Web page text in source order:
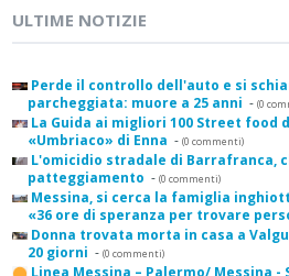
ULTIME NOTIZIE
Perde il controllo dell'auto e si
parcheggiata: muore a 25 anni - (0
La Guida ai migliori 100 Street food
«Umbriaco» di Enna - (0 commenti)
L'omicidio stradale di Barrafranca,
patteggiamento - (0 commenti)
Messina, si cerca la famiglia
«36 ore di speranza per trovare
Donna trovata morta in casa a
20 giorni - (0 commenti)